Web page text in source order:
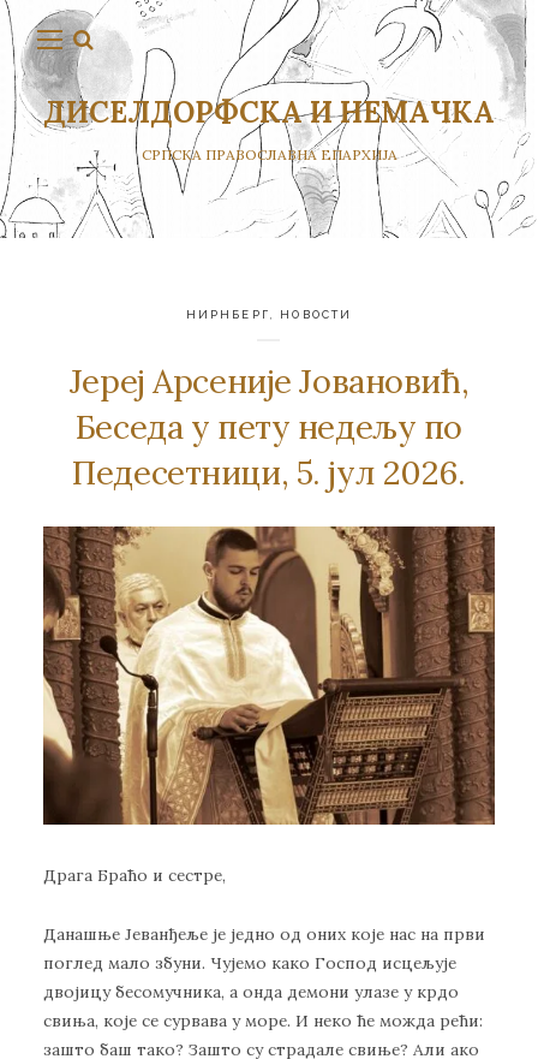
ДИСЕЛДОРФСКА И НЕМАЧКА
СРПСКА ПРАВОСЛАВНА ЕПАРХИЈА
НИРНБЕРГ НОВОСТИ
Јереј Арсеније Јовановић,
Беседа у пету недељу по
Педесетници, 5. јул 2026.
Драга Браћо и сестре,
Данашње Јеванђеље је једно од оних које нас на први
поглед мало збуни. Чујемо како Господ исцељује
двојицу бесомучника, а онда демони улазе у крдо
свиња, које се сурвава у море. И неко ће можда рећи:
зашто баш тако? Зашто су страдале свиње? Али ако